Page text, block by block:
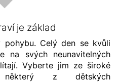
je základ
Celý den se kvůli
na svých neunavitelných
Vyberte jim ze široké
některý z dětských